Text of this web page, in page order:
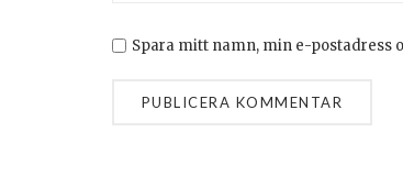
Spara mitt namn, min e-postadress